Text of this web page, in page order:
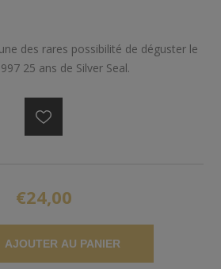
des rares possibilité de déguster le
25 ans de Silver Seal.
€24,00
AJOUTER AU PANIER